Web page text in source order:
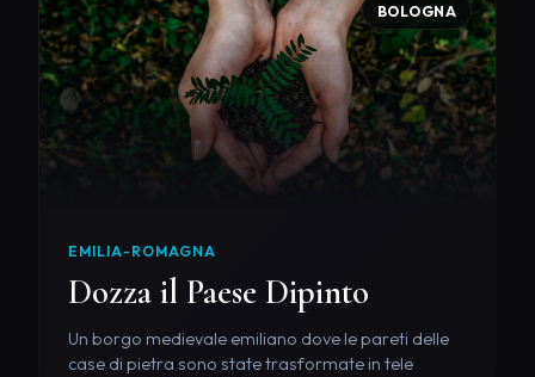
BOLOGNA
EMILIA-ROMAGNA
Dozza il Paese Dipinto
Un borgo medievale emiliano dove le pareti delle
case di pietra sono state trasformate in tele